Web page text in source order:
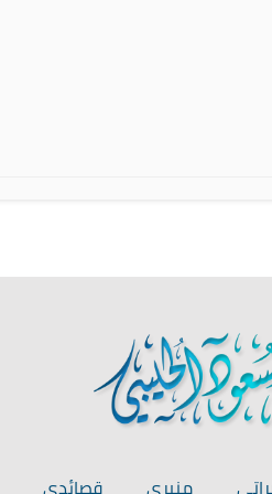
منبري قصائدي